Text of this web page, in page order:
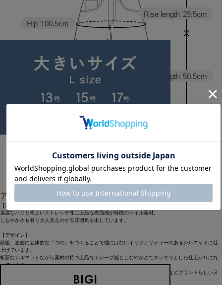
Inseam length 50.5cm
Rise length 29.5cm
Hem width
Thickness of thigh 40.5cm
Hip 100.5cm
0 1
アイテム説明
【素材】
適度なハリと程よいストレッチ性に上品な表面感が特徴のツイル素材。
しなやかさも有り大人見えのする雰囲気を出しています。
【デザイン】
前後、左右に立体的な「つの」をつくることで他にはないオリジナリティーのあるシルエットに仕
上げています。
斬新なシルエットながら素材の持つ上品なドレープ感としなやかさでスッキリとした仕上がりにな
っています。
やや短めの着丈やウエストがゴムとヒモでイージーな仕立てになっている点などブランドらしいヌ